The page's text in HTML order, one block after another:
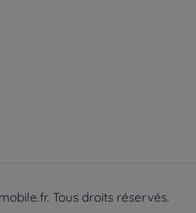
Tous droits réservés.